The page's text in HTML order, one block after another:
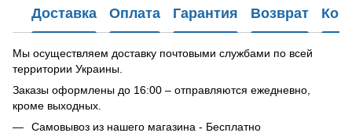
Доставка Оплата Гарантия Возврат
Мы осуществляем доставку почтовыми службами по всей
территории Украины.
Заказы оформлены до 16:00 – отправляются ежедневно,
кроме выходных.
Самовывоз из нашего магазина - Бесплатно